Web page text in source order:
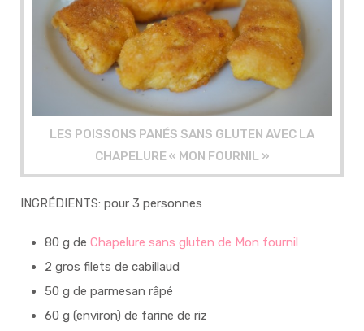
LES POISSONS PANÉS SANS GLUTEN AVEC LA
CHAPELURE « MON FOURNIL »
INGRÉDIENTS: pour 3 personnes
80 g de Chapelure sans gluten de Mon fournil
2 gros filets de cabillaud
50 g de parmesan râpé
60 g (environ) de farine de riz